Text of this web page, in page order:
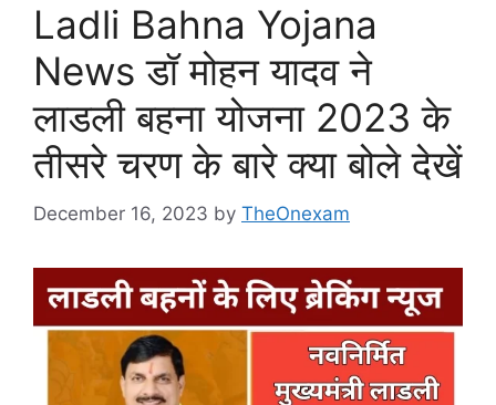
Ladli Bahna Yojana
News डॉ मोहन यादव ने
लाडली बहना योजना 2023 के
तीसरे चरण के बारे क्या बोले देखें
December 16, 2023 by TheOnexam